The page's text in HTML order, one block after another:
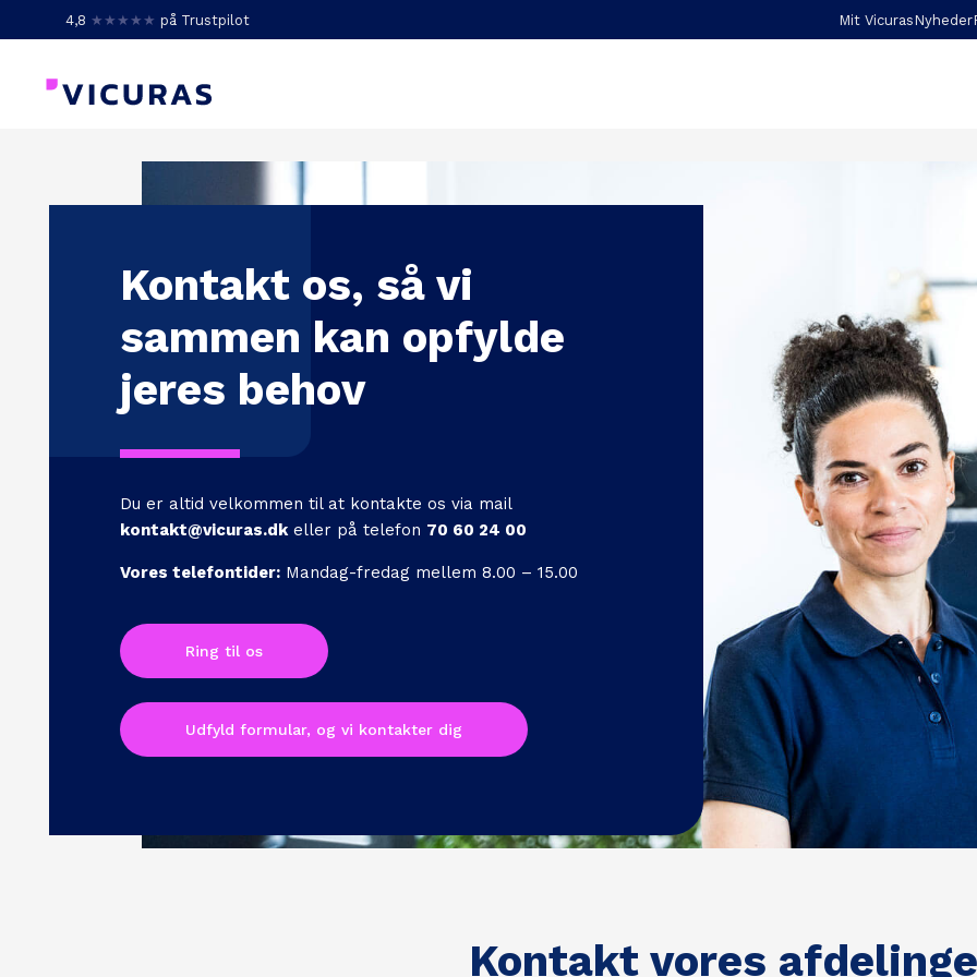
4,8 ★★★★★ på Trustpilot Mit VicurasNyheder
Kontakt os, så vi
sammen kan opfylde
jeres behov
Du er altid velkommen til at kontakte os via mail
kontakt@vicuras.dkeller på telefon 70 60 24 00
Vores telefontider: Mandag-fredag mellem 8.00 – 15.00
Ring til os
Udfyld formular, og vi kontakter dig
Kontakt vores